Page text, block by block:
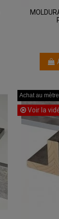
Achat au mètre
Achat au mètre
Achat au mètre
Achat au mètre
Voir la